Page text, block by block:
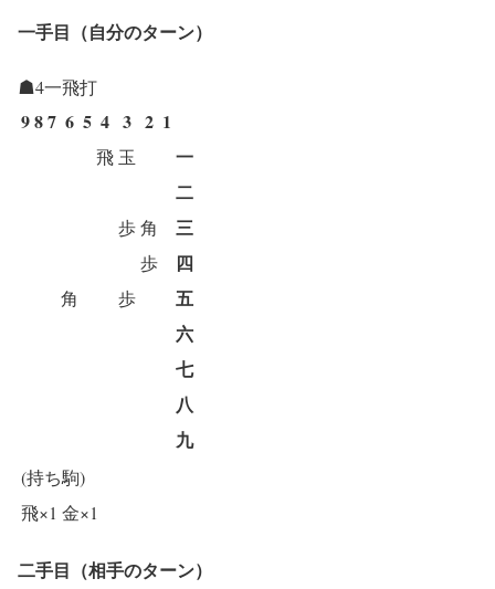
一手目（自分のターン）
☗4一飛打
987 6 5 4 3 2 1
飛 玉
一
二
歩角 三
歩 四
角 歩
五
六
七
八
九
(持ち駒)
飛×1 金×1
二手目（相手のターン）